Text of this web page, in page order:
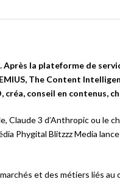
la plateforme de
The Content
créa, conseil en contenus,
Claude 3 d’Anthropic ou le
Phygital Blitzzz Media lance
et des métiers liés au